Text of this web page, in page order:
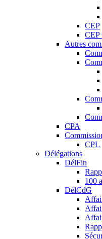
CEP
CEP
Autres
CPA
CPL
Délégations
DélFin
100
DélCdG